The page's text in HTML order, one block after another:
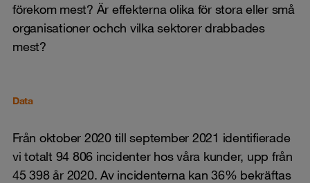
förekom mest? Är effekterna olika för stora eller små
organisationer ochch vilka sektorer drabbades
mest?
Data
Från oktober 2020 till september 2021 identifierade
vi totalt 94 806 incidenter hos våra kunder, upp från
45 398 år 2020. Av incidenterna kan 36% bekräftas